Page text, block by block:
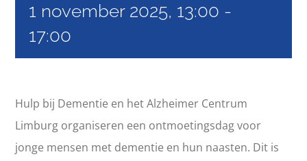
naar:
1 november 2025, 13:00 -
17:00
Hulp bij Dementie en het Alzheimer Centrum
Limburg organiseren een ontmoetingsdag voor
jonge mensen met dementie en hun naasten. Dit is